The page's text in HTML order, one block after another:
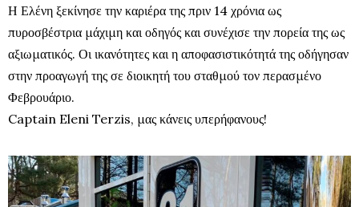
Η Ελένη ξεκίνησε την καριέρα της πριν 14 χρόνια ως
πυροσβέστρια μάχιμη και οδηγός και συνέχισε την πορεία της ως
αξιωματικός. Οι ικανότητες και η αποφασιστικότητά της οδήγησαν
στην προαγωγή της σε διοικητή του σταθμού τον περασμένο
Φεβρουάριο.
Captain Eleni Terzis, μας κάνεις υπερήφανους!